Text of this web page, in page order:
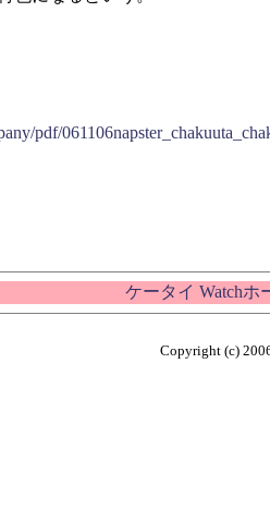
pdf/
ケータイ Watchホ
Copyright (c)